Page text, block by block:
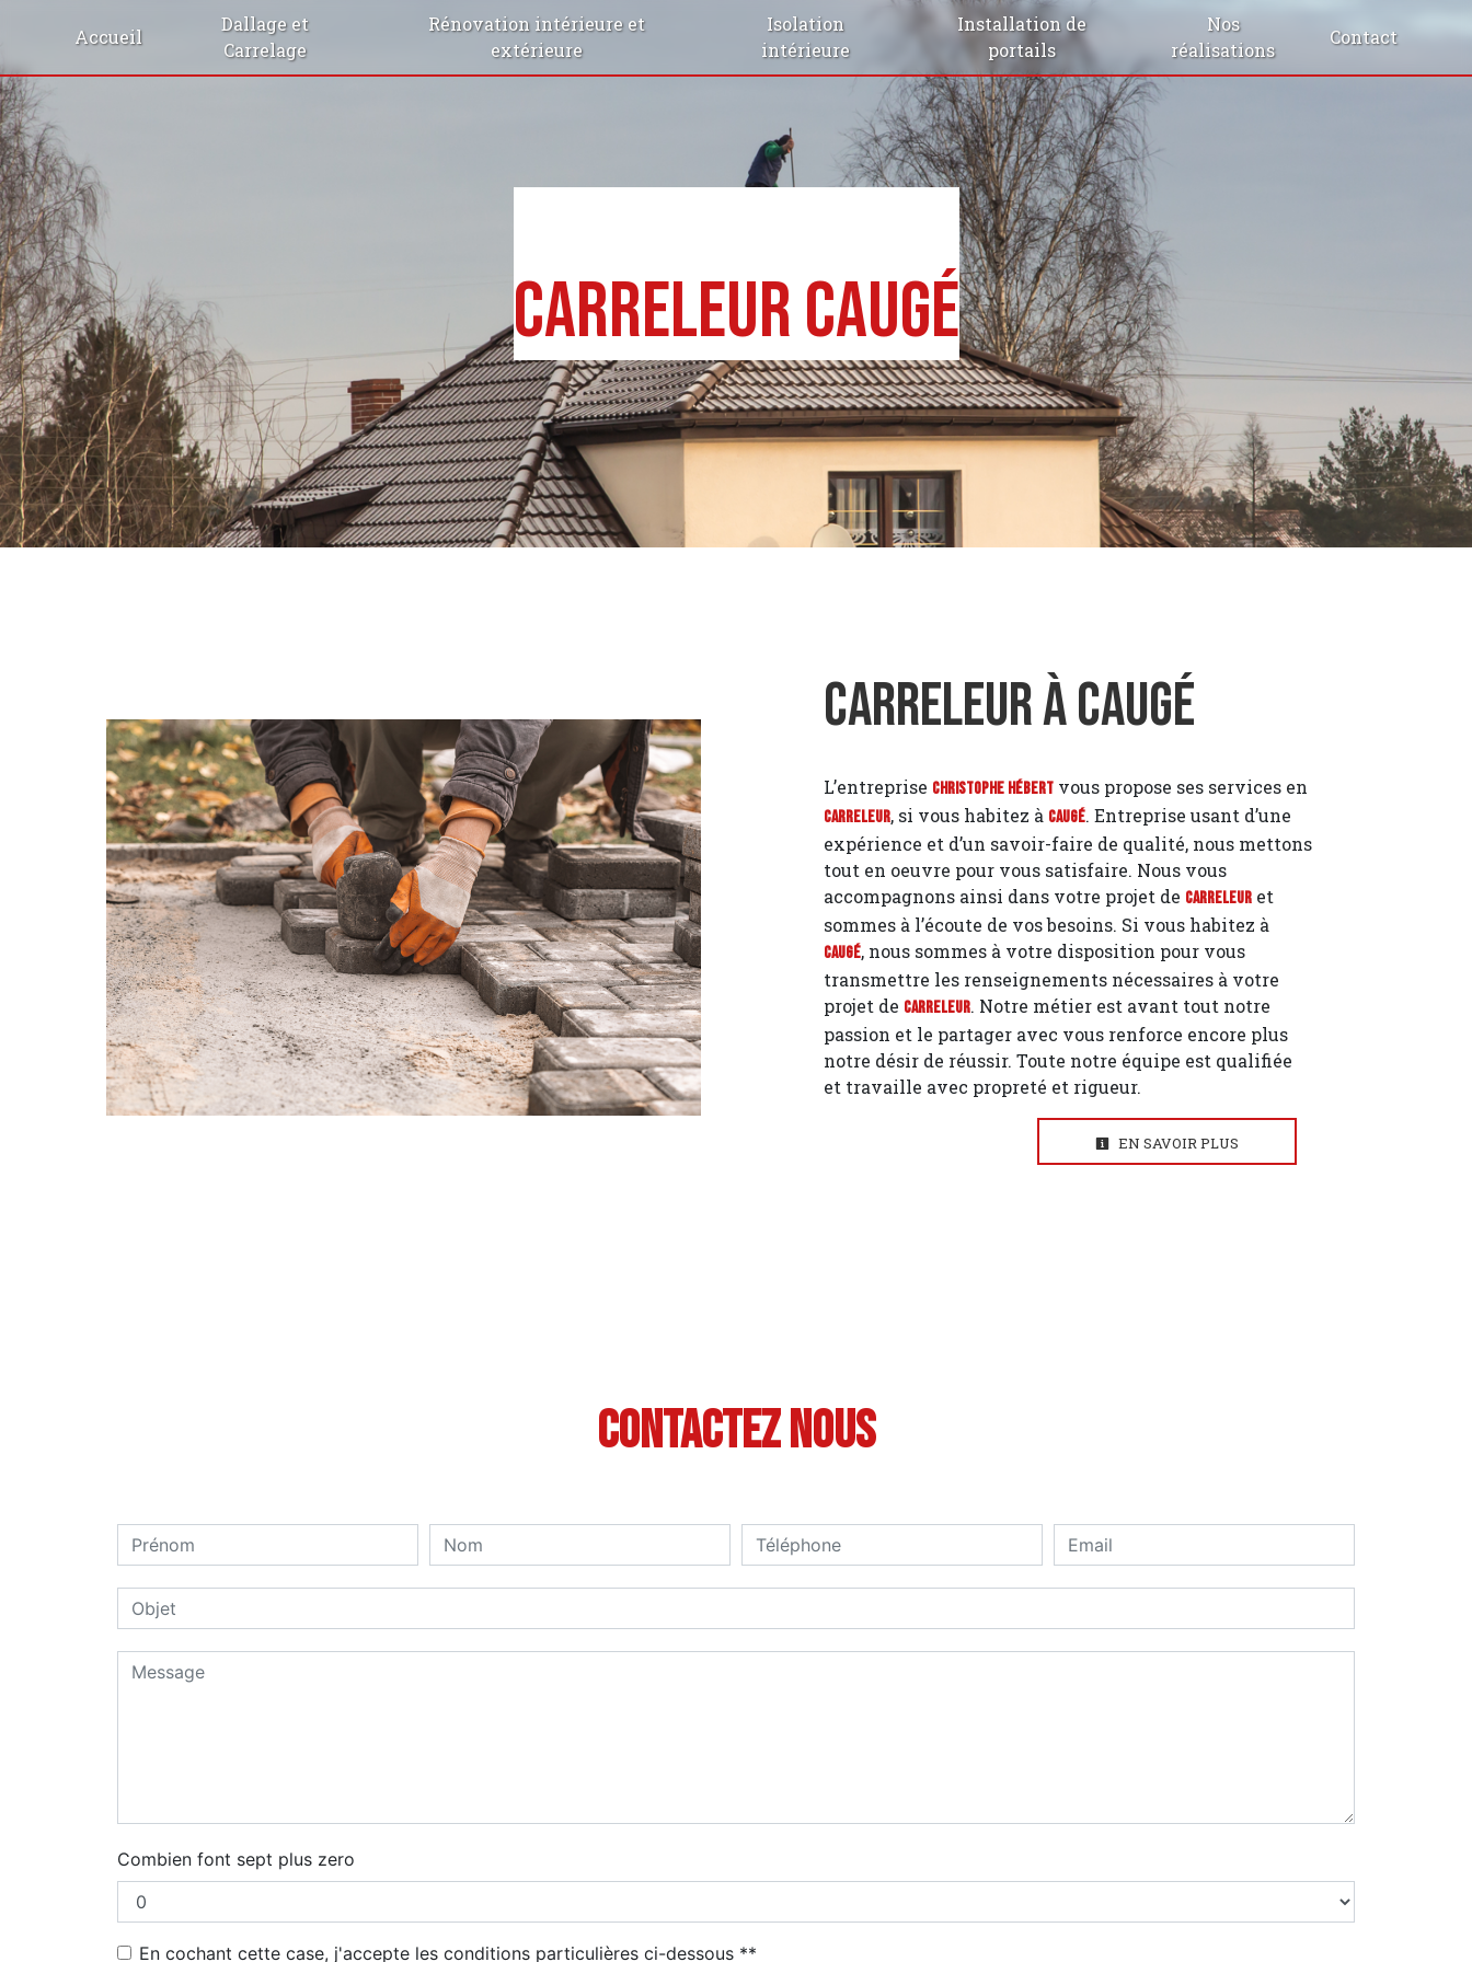
Accueil
Dallage et
Carrelage
Rénovation intérieure et
extérieure
Isolation
intérieure
Installation de
portails
Nos
réalisations
Contact
Carreleur Caugé
Carreleur à Caugé
L’entreprise Christophe Hébert vous propose ses services en
Carreleur, si vous habitez à Caugé. Entreprise usant d’une
expérience et d’un savoir-faire de qualité, nous mettons
tout en oeuvre pour vous satisfaire. Nous vous
accompagnons ainsi dans votre projet de Carreleur et
sommes à l’écoute de vos besoins. Si vous habitez à
Caugé, nous sommes à votre disposition pour vous
transmettre les renseignements nécessaires à votre
projet de Carreleur. Notre métier est avant tout notre
passion et le partager avec vous renforce encore plus
notre désir de réussir. Toute notre équipe est qualifiée
et travaille avec propreté et rigueur.
EN SAVOIR PLUS
Contactez nous
Combien font sept plus zero
En cochant cette case, j'accepte les conditions particulières ci-dessous **
Panneau de gestion des cookies